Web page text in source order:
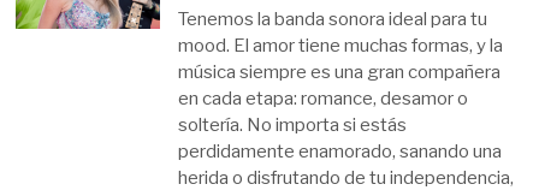
Tenemos la banda sonora ideal para tu
mood. El amor tiene muchas formas, y la
música siempre es una gran compañera
en cada etapa: romance, desamor o
soltería. No importa si estás
perdidamente enamorado, sanando una
herida o disfrutando de tu independencia,